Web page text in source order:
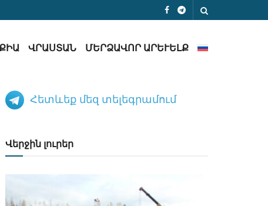
ՎՐԱՍՏԱՆ ՄԵՐՁԱՎՈՐ ԱՐԵՒԵԼՔ
Հետևեք մեզ տելեգրամում
Վերջին լուրեր